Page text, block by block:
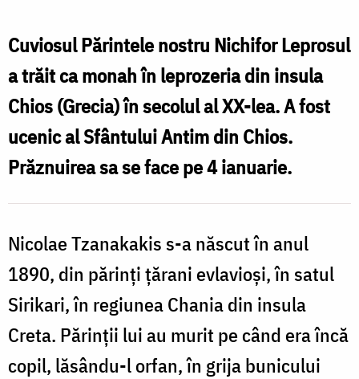
Nichifor
Leprosul
Cuviosul Părintele nostru Nichifor Leprosul
a trăit ca monah în leprozeria din insula
Chios (Grecia) în secolul al XX-lea. A fost
ucenic al Sfântului Antim din Chios.
Prăznuirea sa se face pe 4 ianuarie.
Nicolae Tzanakakis s-a născut în anul
1890, din părinți țărani evlavioși, în satul
Sirikari, în regiunea Chania din insula
Creta. Părinții lui au murit pe când era încă
copil, lăsându-l orfan, în grija bunicului